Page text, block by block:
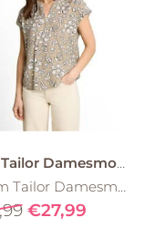
Tom Tailor Damesmode
blouse Easy Shape 1051083 Olive
€27,99